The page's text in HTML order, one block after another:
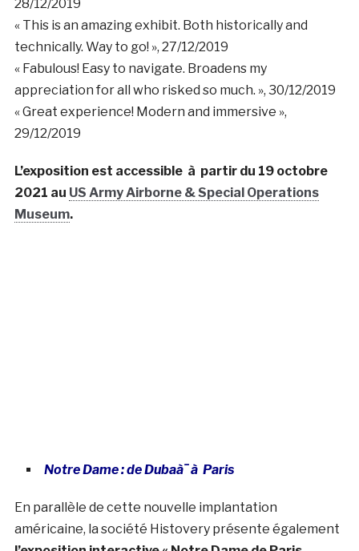
2021 auUS Army Airborne & Special Operations
Museum.
des visiteurs de Dubaà¯. Elle préfigure la
présenté au collège de Bernardin de Paris en avril
2022 puis en itinérance internationale avec le